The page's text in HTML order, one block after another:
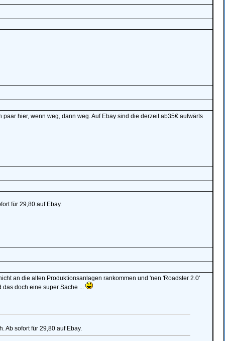
hier, wenn weg, dann weg. Auf Ebay sind die derzeit ab35€ aufwärts
für 29,80 auf Ebay.
an die alten Produktionsanlagen rankommen und 'nen 'Roadster 2.0'
doch eine super Sache ...
Ab sofort für 29,80 auf Ebay.